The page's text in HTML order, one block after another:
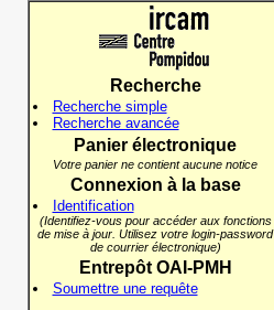
Recherche
Recherche simple
Recherche avancée
Panier électronique
Votre panier ne contient aucune notice
Connexion à la base
Identification
(Identifiez-vous pour accéder aux fonctions
de mise à jour. Utilisez votre login-password
de courrier électronique)
Entrepôt OAI-PMH
Soumettre une requête